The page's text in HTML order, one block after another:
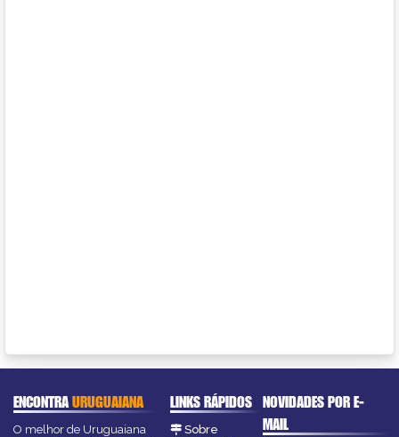
ENCONTRAURUGUAIANA
O melhor de Uruguaiana
LINKS RÁPIDOS
Sobre
NOVIDADES POR E-
MAIL